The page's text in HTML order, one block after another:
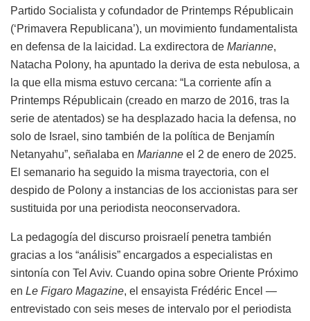
Partido Socialista y cofundador de Printemps Républicain
(‘Primavera Republicana’), un movimiento fundamentalista
en defensa de la laicidad. La exdirectora de Marianne,
Natacha Polony, ha apuntado la deriva de esta nebulosa, a
la que ella misma estuvo cercana: “La corriente afín a
Printemps Républicain (creado en marzo de 2016, tras la
serie de atentados) se ha desplazado hacia la defensa, no
solo de Israel, sino también de la política de Benjamín
Netanyahu”, señalaba en Marianne el 2 de enero de 2025.
El semanario ha seguido la misma trayectoria, con el
despido de Polony a instancias de los accionistas para ser
sustituida por una periodista neoconservadora.
La pedagogía del discurso proisraelí penetra también
gracias a los “análisis” encargados a especialistas en
sintonía con Tel Aviv. Cuando opina sobre Oriente Próximo
en Le Figaro Magazine, el ensayista Frédéric Encel —
entrevistado con seis meses de intervalo por el periodista